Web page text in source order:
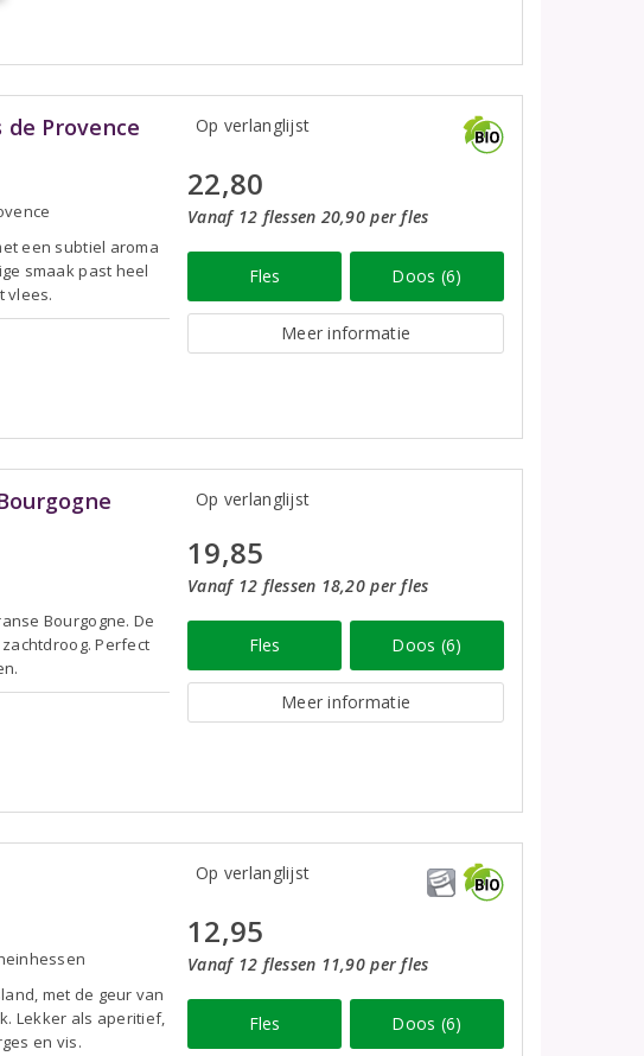
Provence
een subtiel aroma
smaak past heel
vlees.
Op verlanglijst
22,80
Vanaf 12 flessen 20,90 per fles
Fles Doos (6)
Meer informatie
Bourgogne. De
Perfect
Op verlanglijst
19,85
Vanaf 12 flessen 18,20 per fles
Fles Doos (6)
Meer informatie
met de geur van
Lekker als aperitief,
en vis.
Op verlanglijst
12,95
Vanaf 12 flessen 11,90 per fles
Fles Doos (6)